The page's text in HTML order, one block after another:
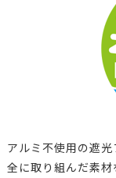
アルミ不使用の遮
全に取り組んだ素材